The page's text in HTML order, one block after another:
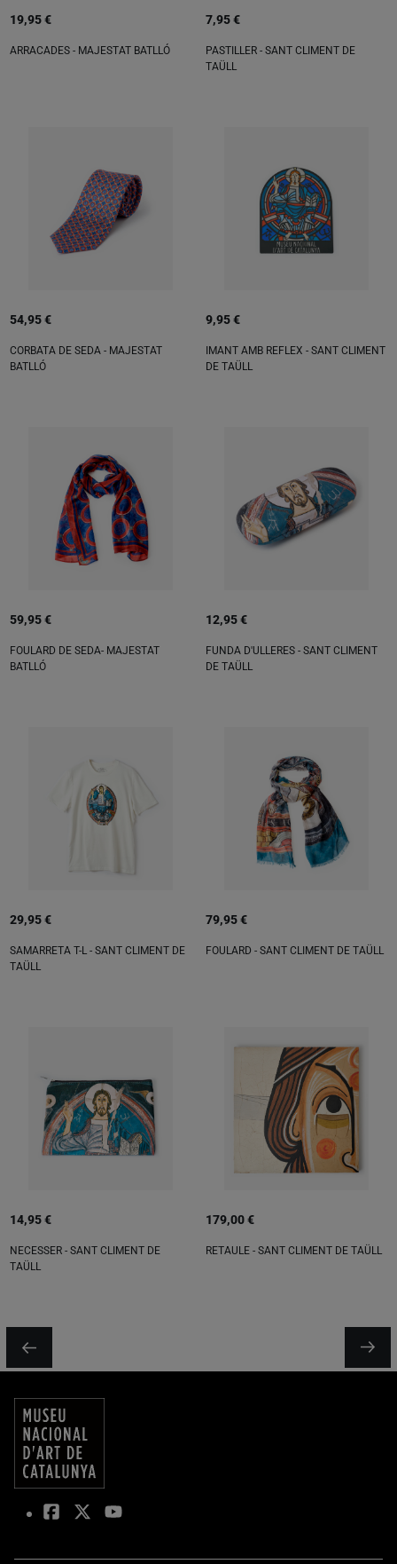
19,95 €
ARRACADES - MAJESTAT BATLLÓ
7,95 €
PASTILLER - SANT CLIMENT DE
TAÜLL
54,95 €
CORBATA DE SEDA - MAJESTAT
BATLLÓ
9,95 €
IMANT AMB REFLEX - SANT CLIMENT
DE TAÜLL
59,95 €
FOULARD DE SEDA- MAJESTAT
BATLLÓ
12,95 €
FUNDA D'ULLERES - SANT CLIMENT
DE TAÜLL
29,95 €
SAMARRETA T-L - SANT CLIMENT DE
TAÜLL
79,95 €
FOULARD - SANT CLIMENT DE TAÜLL
14,95 €
NECESSER - SANT CLIMENT DE
TAÜLL
179,00 €
RETAULE - SANT CLIMENT DE TAÜLL